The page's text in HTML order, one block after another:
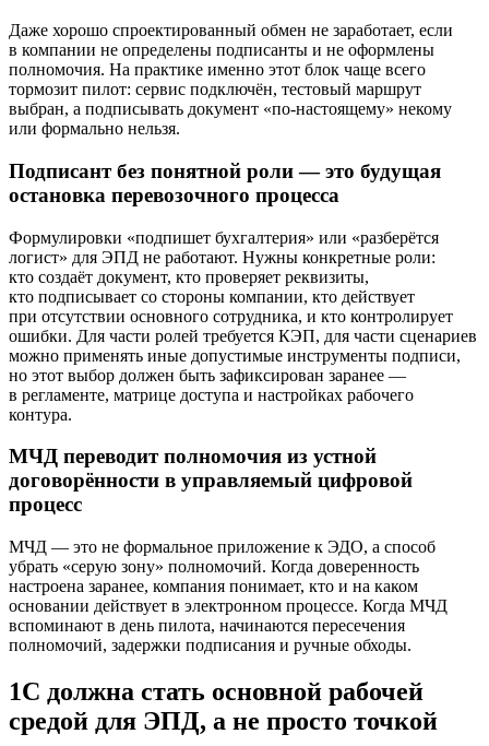
Даже хорошо спроектированный обмен не заработает, если
в компании не определены подписанты и не оформлены
полномочия. На практике именно этот блок чаще всего
тормозит пилот: сервис подключён, тестовый маршрут
выбран, а подписывать документ «по-настоящему» некому
или формально нельзя.
Подписант без понятной роли — это будущая
остановка перевозочного процесса
Формулировки «подпишет бухгалтерия» или «разберётся
логист» для ЭПД не работают. Нужны конкретные роли:
кто создаёт документ, кто проверяет реквизиты,
кто подписывает со стороны компании, кто действует
при отсутствии основного сотрудника, и кто контролирует
ошибки. Для части ролей требуется КЭП, для части сценариев
можно применять иные допустимые инструменты подписи,
но этот выбор должен быть зафиксирован заранее —
в регламенте, матрице доступа и настройках рабочего
контура.
МЧД переводит полномочия из устной
договорённости в управляемый цифровой
процесс
МЧД — это не формальное приложение к ЭДО, а способ
убрать «серую зону» полномочий. Когда доверенность
настроена заранее, компания понимает, кто и на каком
основании действует в электронном процессе. Когда МЧД
вспоминают в день пилота, начинаются пересечения
полномочий, задержки подписания и ручные обходы.
1С должна стать основной рабочей
средой для ЭПД, а не просто точкой